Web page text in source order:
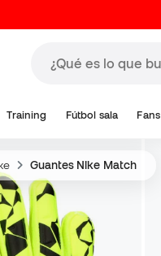
Training Fútbol sala Fans
Guantes Nike Match